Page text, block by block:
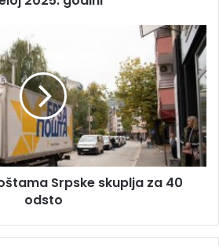
Srpske skuplja za 40
odsto